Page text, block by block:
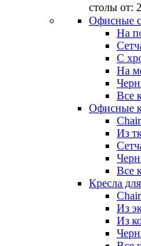
столы от:
Офисные
На
С
На
Все
Офисные
Из
Все
Кресла
Из
Из